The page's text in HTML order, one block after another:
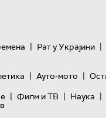
| Рат у Украјини |
| Ауто-мото |
| Филм и ТВ | Наука |